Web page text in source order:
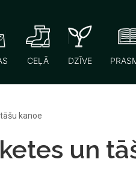
CEĻĀ DZĪVE
kanoe
un